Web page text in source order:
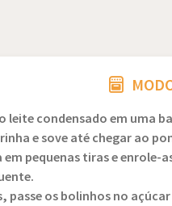
leite condensado em uma
e sove até chegar ao
em pequenas tiras e enrole-
passe os bolinhos no